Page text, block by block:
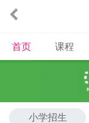
首页 课程
小学招生